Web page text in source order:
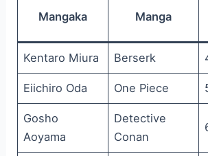
Mangaka Manga
Kentaro Miura Berserk
Eiichiro Oda One Piece
Gosho
Aoyama
Detective
Conan